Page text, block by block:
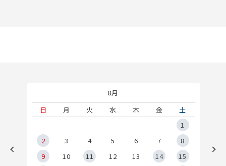
8月
日
月 火 水 木 金
土
1
2
3 4 5 6 7
8
9
10 11 12 13 14
15